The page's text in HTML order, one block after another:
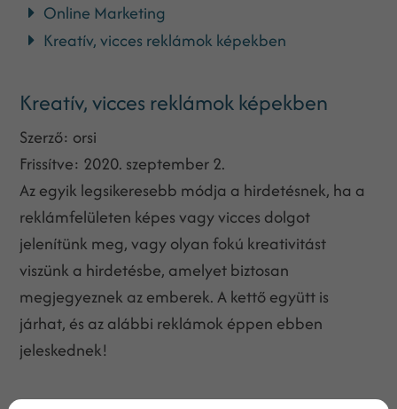
Online Marketing
Kreatív, vicces reklámok képekben
Kreatív, vicces reklámok képekben
Szerző: orsi
Frissítve: 2020. szeptember 2.
Az egyik legsikeresebb módja a hirdetésnek, ha a
reklámfelületen képes vagy vicces dolgot
jelenítünk meg, vagy olyan fokú kreativitást
viszünk a hirdetésbe, amelyet biztosan
megjegyeznek az emberek. A kettő együtt is
járhat, és az alábbi reklámok éppen ebben
jeleskednek!